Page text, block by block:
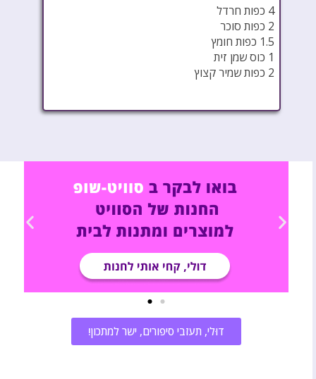
4 כפות חרדל
2 כפות סוכר
1.5 כפות חומץ
1 כוס שמן זית
2 כפות שמיר קצוץ
דוּלי, תעזבי סיפורים, ישר למתכון!